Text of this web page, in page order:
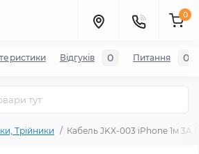
0
Трійники Кабель JKX-003 iPhone 1м 3A
Відгуків 0 Питання 0